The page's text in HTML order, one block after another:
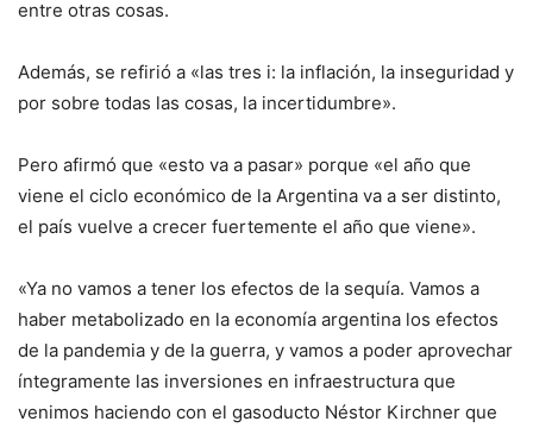
entre otras cosas.
Además, se refirió a «las tres i: la inflación, la inseguridad y
por sobre todas las cosas, la incertidumbre».
Pero afirmó que «esto va a pasar» porque «el año que
viene el ciclo económico de la Argentina va a ser distinto,
el país vuelve a crecer fuertemente el año que viene».
«Ya no vamos a tener los efectos de la sequía. Vamos a
haber metabolizado en la economía argentina los efectos
de la pandemia y de la guerra, y vamos a poder aprovechar
íntegramente las inversiones en infraestructura que
venimos haciendo con el gasoducto Néstor Kirchner que